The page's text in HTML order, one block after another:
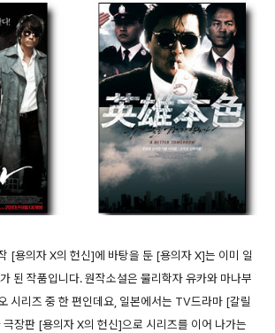
[용의자 X의 헌신]에 바탕을 둔 [용의자 X]는 이미 일
된 작품입니다. 원작소설은 물리학자 유카와 마나부
시리즈 중 한 편인데요, 일본에서는 TV드라마 [갈릴
장판 [용의자 X의 헌신]으로 시리즈를 이어 나가는